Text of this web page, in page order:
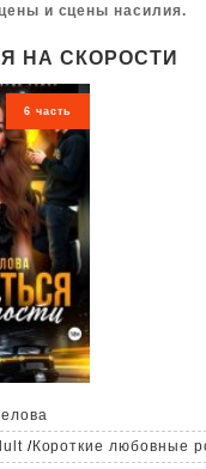
и сцены насилия.
НА СКОРОСТИ
6 часть
/Короткие любовные